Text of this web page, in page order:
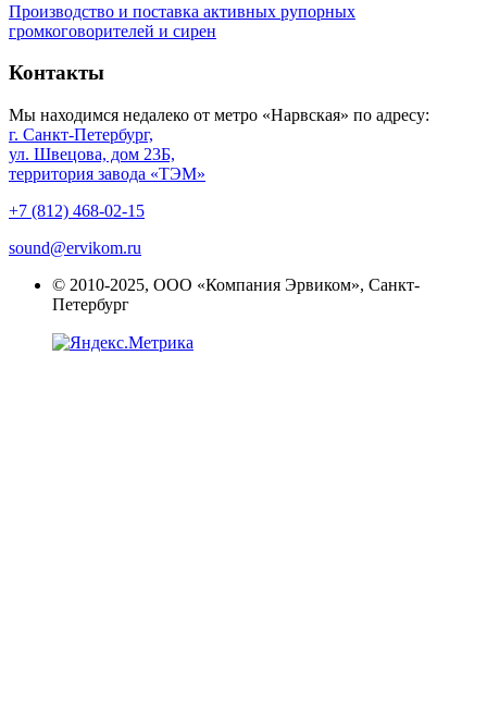
Производство и поставка активных рупорных
громкоговорителей и сирен
Контакты
Мы находимся недалеко от метро «Нарвская» по адресу:
г. Санкт-Петербург,
ул. Швецова, дом 23Б,
территория завода «ТЭМ»
+7 (812) 468-02-15
sound@ervikom.ru
© 2010-2025, ООО «Компания Эрвиком», Санкт-
Петербург